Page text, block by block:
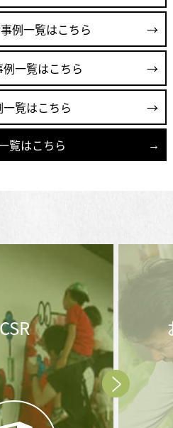
例一覧はこちら
一覧はこちら
覧はこちら
覧はこちら
せ後の
流れ
Next